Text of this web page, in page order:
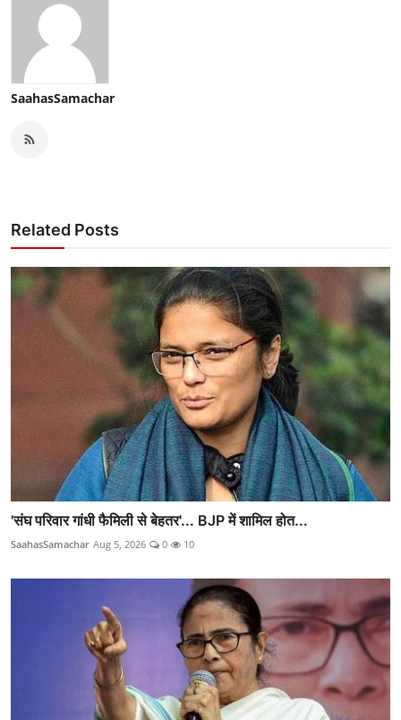
SaahasSamachar
Related Posts
'संघ परिवार गांधी फैमिली से बेहतर'... BJP में शामिल होत...
SaahasSamachar Aug 5, 2026 0 10